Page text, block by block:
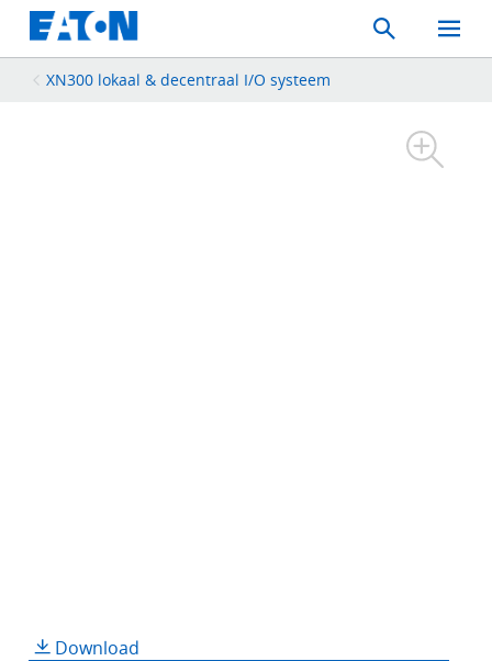
Search
Toggle
Mobile
XN300 lokaal & decentraal I/O systeem
Download